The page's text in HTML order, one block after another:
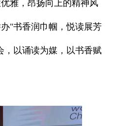
雅，昂扬向上的精神风
"书香润巾帼，悦读展芳
，以诵读为媒，以书香赋